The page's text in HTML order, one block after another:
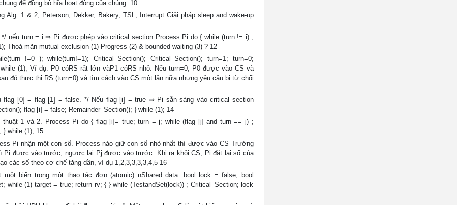
để đồng bộ hĩa hoạt động của chúng. 10
Alg. 1 & 2, Peterson, Dekker, Bakery, TSL, Interrupt Giải pháp sleep and wake-up
nếu turn = i ⇒ Pi được phép vào critical section Process Pi do { while (turn != i) ;
Thoả mãn mutual exclusion (1) Progress (2) & bounded-waiting (3) ? 12
!=0 ); while(turn!=1); Critical_Section(); Critical_Section(); turn=1; turn=0;
while (1); Ví dụ: P0 cóRS rất lớn vàP1 cóRS nhỏ. Nếu turn=0, P0 được vào CS và
đó thực thi RS (turn=0) và tìm cách vào CS một lần nữa nhưng yêu cầu bị từ chối
flag [0] = flag [1] = false. */ Nếu flag [i] = true ⇒ Pi sẵn sàng vào critical section
flag [i] = false; Remainder_Section(); } while (1); 14
1 và 2. Process Pi do { flag [i]= true; turn = j; while (flag [j] and turn == j) ;
} while (1); 15
Pi nhận một con số. Process nào giữ con số nhỏ nhất thì được vào CS Trường
Pi được vào trước, ngược lại Pj được vào trước. Khi ra khỏi CS, Pi đặt lại số của
các số theo cơ chế tăng dần, ví dụ 1,2,3,3,3,3,4,5 16
một biến trong một thao tác đơn (atomic) nShared data: bool lock = false; bool
while (1) target = true; return rv; { } while (TestandSet(lock)) ; Critical_Section; lock